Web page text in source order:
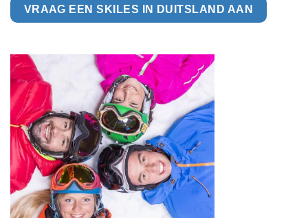
VRAAG EEN SKILES IN DUITSLAND AAN